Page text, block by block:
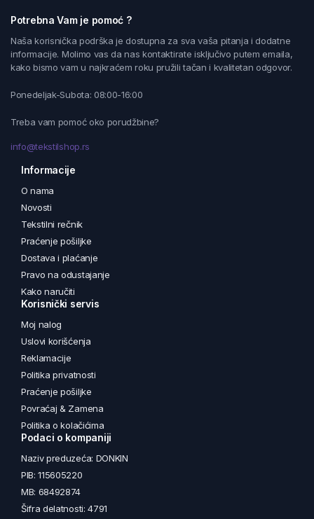
Potrebna Vam je pomoć ?
Naša korisnička podrška je dostupna za sva vaša pitanja i dodatne
informacije. Molimo vas da nas kontaktirate isključivo putem emaila,
kako bismo vam u najkraćem roku pružili tačan i kvalitetan odgovor.
Ponedeljak-Subota: 08:00-16:00
Treba vam pomoć oko porudžbine?
info@tekstilshop.rs
Informacije
O nama
Novosti
Tekstilni rečnik
Praćenje pošiljke
Dostava i plaćanje
Pravo na odustajanje
Kako naručiti
Korisnički servis
Moj nalog
Uslovi korišćenja
Reklamacije
Politika privatnosti
Praćenje pošiljke
Povraćaj & Zamena
Politika o kolačićima
Podaci o kompaniji
Naziv preduzeća: DONKIN
PIB: 115605220
MB: 68492874
Šifra delatnosti: 4791